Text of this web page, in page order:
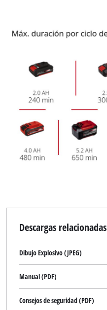
Descargas relacionadas
Dibujo Explosivo (JPEG)
Manual (PDF)
Consejos de seguridad (PDF)